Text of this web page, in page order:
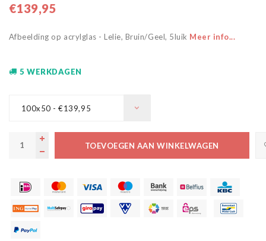
€139,95
Afbeelding op acrylglas - Lelie, Bruin/Geel, 5luik Meer info...
5 WERKDAGEN
100x50 - €139,95
TOEVOEGEN AAN WINKELWAGEN